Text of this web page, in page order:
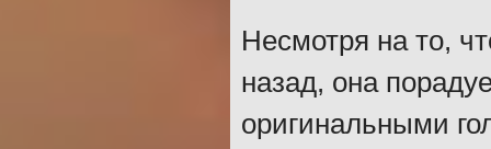
Несмотря на то,
назад, она
оригинальными